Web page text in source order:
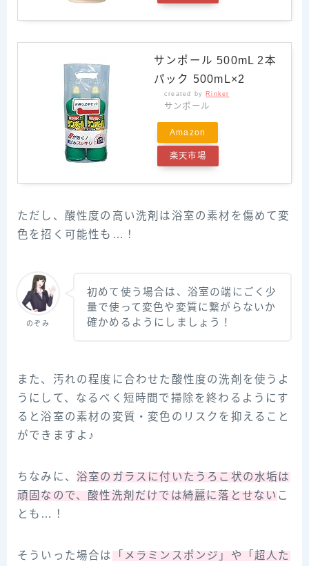
サンポール 500mL 2本
パック 500mL×2
created by Rinker
サンポール
Amazon
楽天市場
ただし、酸性度の高い洗剤は浴室の素材を傷めて変
色を招く可能性も…！
のぞみ
初めて使う場合は、浴室の端にごく少
量で使って変色や変質に繋がらないか
確かめるようにしましょう！
また、汚れの程度に合わせた酸性度の洗剤を使うよ
うにして、なるべく短時間で掃除を終わるようにす
ると浴室の素材の変質・変色のリスクを抑えること
ができますよ♪
ちなみに、 浴室のガラスに付いたうろこ状の水垢は
頑固なので、酸性洗剤だけでは綺麗に落とせない こ
とも…！
そういった場合は 「メラミンスポンジ」や「超人た